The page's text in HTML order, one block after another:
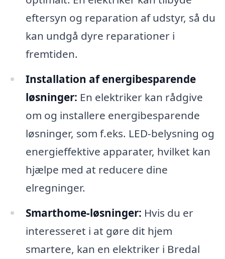
eftersyn og reparation af udstyr, så du
kan undgå dyre reparationer i
fremtiden.
Installation af energibesparende
løsninger: En elektriker kan rådgive
om og installere energibesparende
løsninger, som f.eks. LED-belysning og
energieffektive apparater, hvilket kan
hjælpe med at reducere dine
elregninger.
Smarthome-løsninger: Hvis du er
interesseret i at gøre dit hjem
smartere, kan en elektriker i Bredal